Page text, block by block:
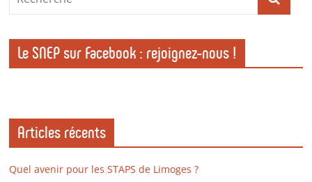
Le SNEP sur Facebook : rejoignez-nous !
Articles récents
Quel avenir pour les STAPS de Limoges ?